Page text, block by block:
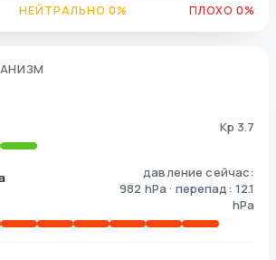
НЕЙТРАЛЬНО 0% ПЛОХО 0%
Kp 3.7
давление сейчас:
982 hPa · перепад: 12.1
hPa